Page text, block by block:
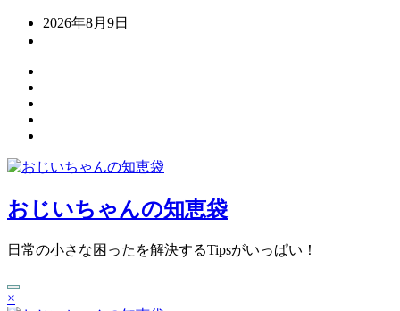
ッ
2026年8月9日
おじいちゃんの知恵袋
日常の小さな困ったを解決するTipsがいっぱい！
×